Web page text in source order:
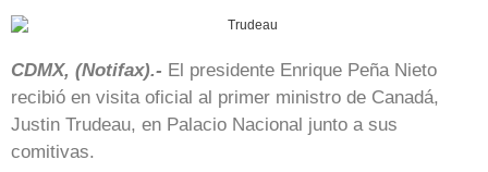
CDMX, (Notifax).- El presidente Enrique Peña Nieto
recibió en visita oficial al primer ministro de Canadá,
Justin Trudeau, en Palacio Nacional junto a sus
comitivas.